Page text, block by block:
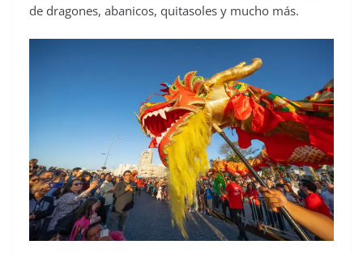
de dragones, abanicos, quitasoles y mucho más.